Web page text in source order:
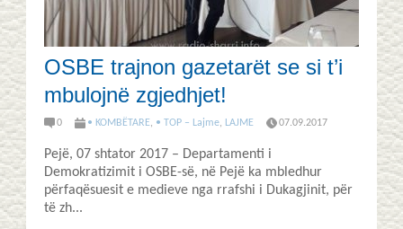
OSBE trajnon gazetarët se si t’i
mbulojnë zgjedhjet!
0 • KOMBËTARE, • TOP – Lajme, LAJME 07.09.2017
Pejë, 07 shtator 2017 – Departamenti i
Demokratizimit i OSBE-së, në Pejë ka mbledhur
përfaqësuesit e medieve nga rrafshi i Dukagjinit, për
të zh...